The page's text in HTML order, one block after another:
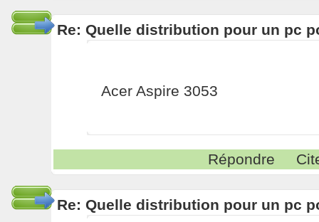
Re: Quelle distribution pour un pc
Acer Aspire 3053
Répondre
Re: Quelle distribution pour un pc